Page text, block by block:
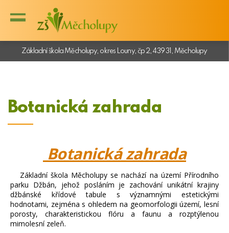
Základní škola Měcholupy, okres Louny, čp 2, 439 31, Měcholupy
Botanická zahrada
Botanická zahrada
Základní škola Měcholupy se nachází na území Přírodního
parku Džbán, jehož posláním je zachování unikátní krajiny
džbánské křídové tabule s významnými estetickými
hodnotami, zejména s ohledem na geomorfologii území, lesní
porosty, charakteristickou flóru a faunu a rozptýlenou
mimolesní zeleň.